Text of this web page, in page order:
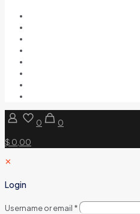
0
0
$ 0,00
✕
Login
Username or email *